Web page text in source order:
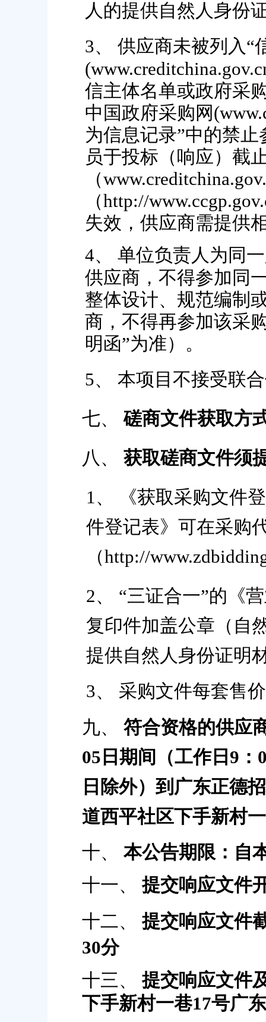
人的提供自然人身份
3、 供应商未被列入“
信主体名单或政府采
中国政府采购网
为信息记录”中的禁
员于投标（响应）截
（
（http://
失效，供应商需提供
4、 单位负责人为同
供应商，不得参加同
整体设计、规范编制
商，不得再参加该采
明函”为准）。
5、 本项目不接受联
七、磋商文件获取方
八、 获取磋商文件须
1、
《获取采购文件
件登记表》可在采购
（http://
2、 “三证合一”的《
复印件加盖公章（自
提供自然人身份证明
3、 采购文件每套售价
九、 符合资格的供应
05 日期间 （工作日 9：
日除外） 到广东正德
道西平社区下手新村
十、 本公告期限：自
十一、提交响应文件
十二、提交响应文件
30分
十三、提交响应文件
下手新村一巷17号广